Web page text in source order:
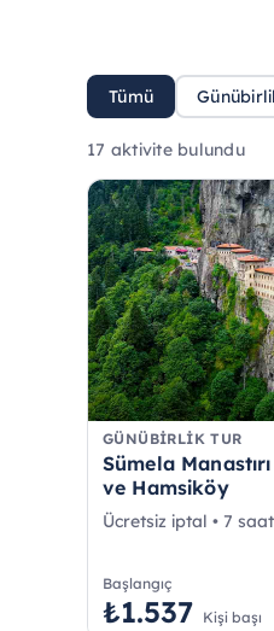
Tümü
17 aktivite bulundu
GÜNÜBIRLIK TUR
Sümela
ve Hamsiköy
Ücretsiz iptal • 7 saat
Başlangıç
₺1.537 Kişi başı